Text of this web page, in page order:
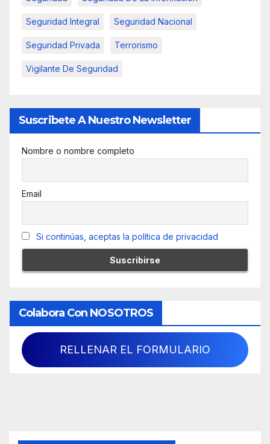
Seguridad Integral Seguridad Nacional
Seguridad Privada Terrorismo
Vigilante De Seguridad
Suscribete A Nuestro Newsletter
Nombre o nombre completo
Email
Si continúas, aceptas la política de privacidad
Colabora Con NOSOTROS
RELLENAR EL FORMULARIO